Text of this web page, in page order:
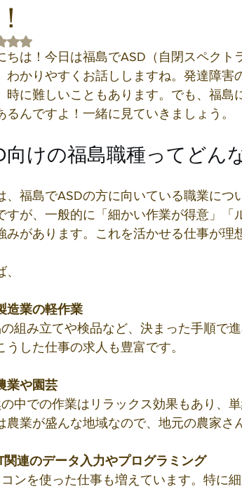
5つ星のうちNaNと評価されています。
ちは！今日は福島でASD（自閉スペク
わかりやすくお話ししますね。発達障
時に難しいこともあります。でも、福島
るんですよ！一緒に見ていきましょう。
向けの福島職種ってどん
、福島でASDの方に向いている職業に
すが、一般的に「細かい作業が得意」
みがあります。これを活かせる仕事が理
造業の軽作業
うした仕事の求人も豊富です。
業や園芸
農業が盛んな地域なので、地元の農家さ
関連のデータ入力やプログラミング